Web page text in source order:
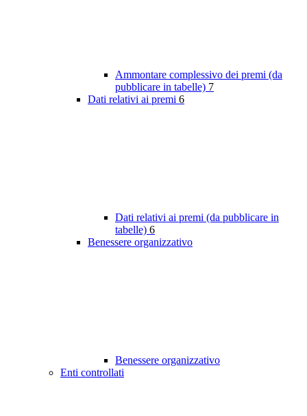
Ammontare complessivo dei premi (da
pubblicare in tabelle) 7
Dati relativi ai premi 6
Dati relativi ai premi (da pubblicare in
tabelle) 6
Benessere organizzativo
Benessere organizzativo
Enti controllati